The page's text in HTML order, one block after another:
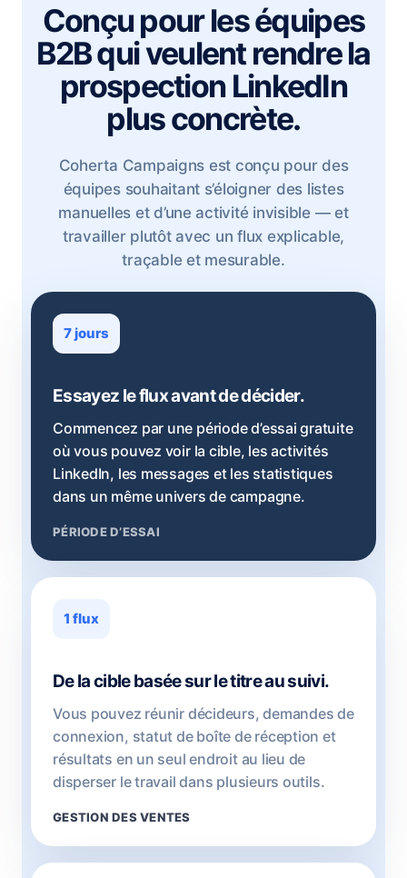
Conçu pour les équipes
B2B qui veulent rendre la
prospection LinkedIn
plus concrète.
Coherta Campaigns est conçu pour des
équipes souhaitant s’éloigner des listes
manuelles et d’une activité invisible — et
travailler plutôt avec un flux explicable,
traçable et mesurable.
7 jours
Essayez le flux avant de décider.
Commencez par une période d’essai gratuite
où vous pouvez voir la cible, les activités
LinkedIn, les messages et les statistiques
dans un même univers de campagne.
PÉRIODE D’ESSAI
1 flux
De la cible basée sur le titre au suivi.
Vous pouvez réunir décideurs, demandes de
connexion, statut de boîte de réception et
résultats en un seul endroit au lieu de
disperser le travail dans plusieurs outils.
GESTION DES VENTES